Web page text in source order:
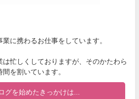
に携わるお仕事をしています。
は忙しくしておりますが、そのかたわら
を割いています。
グを始めたきっかけは...